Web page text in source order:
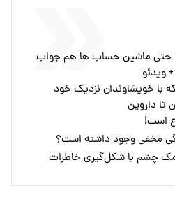
چرا حتی ماشین حساب ها هم جواب
ویدئو
خویشاوندان نزدیک خود
تا داروین
است!
مخفی وجود داشته است؟
چشم با شکل‌گیری خاطرات